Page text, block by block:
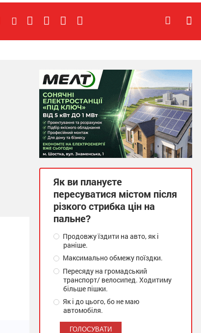
Як ви плануєте
пересуватися містом після
різкого стрибка цін на
пальне?
Продовжу їздити на авто, як і
раніше.
Максимально обмежу поїздки.
Пересяду на громадський
транспорт/ велосипед. Ходитиму
більше пішки.
Як і до цього, бо не маю
автомобіля.